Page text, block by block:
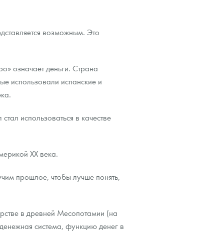
возможным. Это
означает деньги. Страна
использовали испанские и
использоваться в качестве
XX века.
прошлое, чтобы лучше понять,
в древней Месопотамии (на
система, функцию денег в